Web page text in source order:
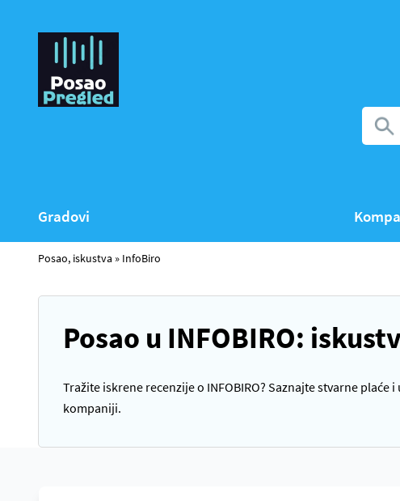
Gradovi
Posao, iskustva » InfoBiro
Posao u INFOBIRO:
Tražite iskrene recenzije o INFOBIRO? Saznajte stvarne
kompaniji.